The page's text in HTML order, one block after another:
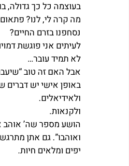
בעוצמה כל כך גדולה,
מה קרה לי, לנו?
נסחפנו בזרם החיים?
לעיתים אני פוגשת
לא תמיד עובר…
אבל האם זה טוב
באופן אישי יש דברים
ולאידיאלים.
ולקנאות.
הושע מספר שה’ אוהב
ואוהבו”. גם אתן
יפים ומלאים חיות.